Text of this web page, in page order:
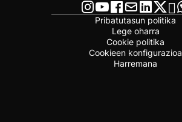
Pribatutasun politika
Lege oharra
Cookie politika
Cookieen konfigurazioa
Harremana